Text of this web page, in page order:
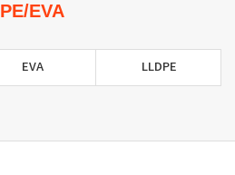
PE/EVA
EVA LLDPE